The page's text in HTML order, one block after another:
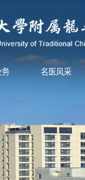
务 名医风采